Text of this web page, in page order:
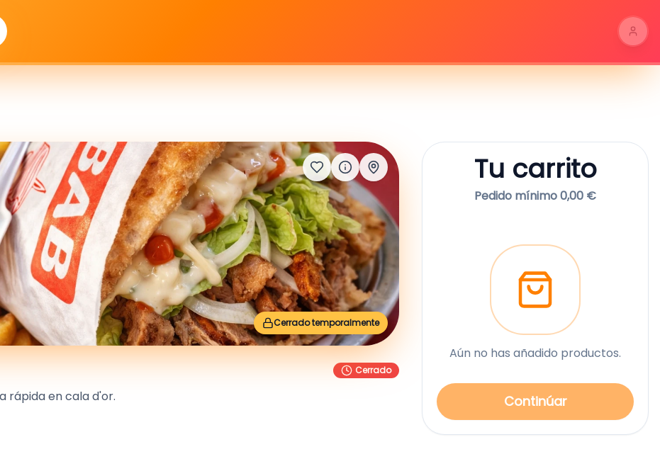
Cerrado temporalmente
rápida en cala d'or.
Cerrado
Tu carrito
Pedido mínimo 0,00 €
Aún no has añadido productos.
Continúar